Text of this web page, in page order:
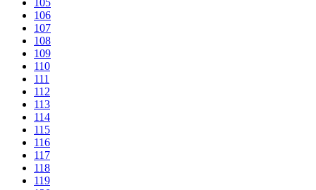
105
106
107
108
109
110
111
112
113
114
115
116
117
118
119